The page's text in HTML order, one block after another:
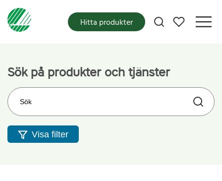
Mina favoriter
Hitta produkter
Sök på produkter och tjänster
Sök på webbplatsen
Visa filter